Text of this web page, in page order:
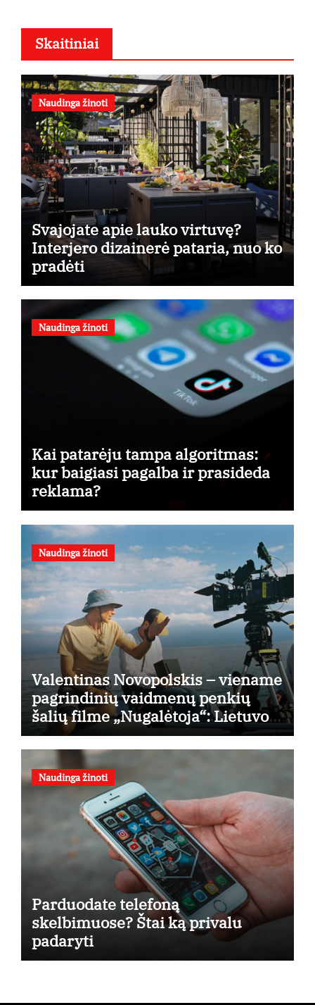
Skaitiniai
Naudinga žinoti
Svajojate apie lauko virtuvę?
Interjero dizainerė pataria, nuo ko
pradėti
Naudinga žinoti
Kai patarėju tampa algoritmas:
kur baigiasi pagalba ir prasideda
reklama?
Naudinga žinoti
Valentinas Novopolskis – viename
pagrindinių vaidmenų penkių
šalių filme „Nugalėtoja“: Lietuvos
kino teatruose – nuo rugpjūčio 7-
osios
Naudinga žinoti
Parduodate telefoną
skelbimuose? Štai ką privalu
padaryti